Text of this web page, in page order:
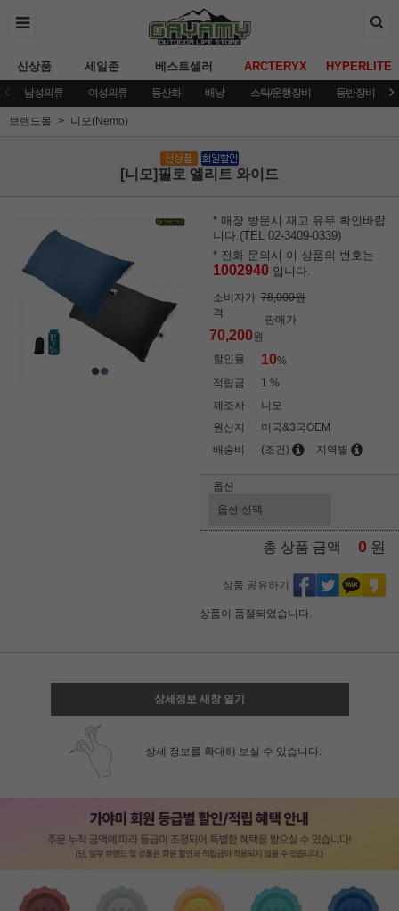
신상품 세일존 베스트셀러 ARCTERYX HYPERLITE
남성의류 여성의류 등산화 배낭 스틱/운행장비 등반장비
브랜드몰 니모(Nemo)
[니모]필로 엘리트 와이드
* 매장 방문시 재고 유무 확인바랍
니다.(TEL 02-3409-0339)
* 전화 문의시 이 상품의 번호는
1002940 입니다.
소비자가
격
78,000원
판매가
70,200원
할인율
10%
적립금
1 %
제조사
니모
원산지
미국&3국OEM
배송비
(조건) 지역별
옵션
총 상품 금액 0 원
상품 공유하기
상품이 품절되었습니다.
상세정보 새창 열기
상세 정보를 확대해 보실 수 있습니다.